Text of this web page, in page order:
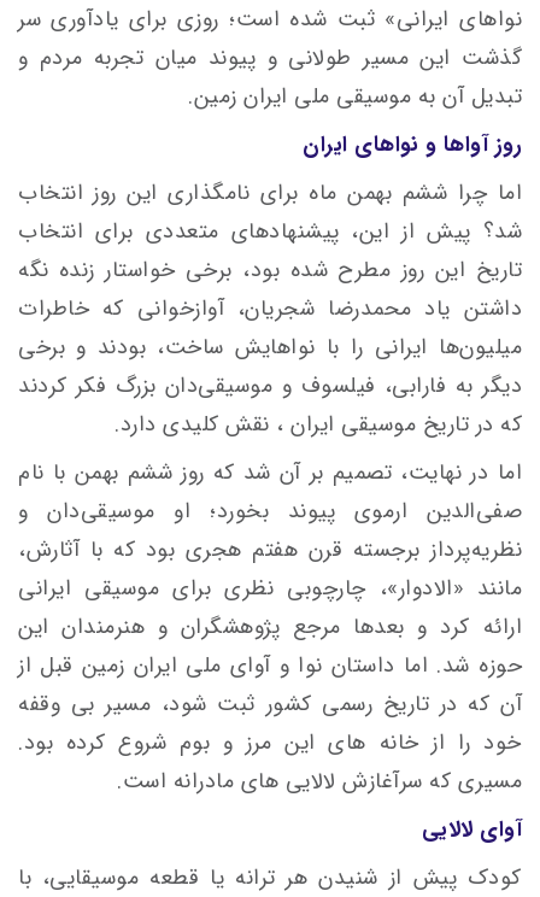
نواهای ایرانی» ثبت شده است؛ روزی برای یادآوری سر
گذشت این مسیر طولانی و پیوند میان تجربه‌ مردم و
تبدیل آن به موسیقی ملی ایران زمین.
روز آواها و نواهای ایران
اما چرا ششم بهمن ماه برای نامگذاری این روز انتخاب
شد؟ پیش از این، پیشنهادهای متعددی برای انتخاب
تاریخ این روز مطرح شده بود، برخی خواستار زنده نگه
داشتن یاد محمدرضا شجریان، آوازخوانی که خاطرات
میلیون‌ها ایرانی را با نواهایش ساخت، بودند و برخی
دیگر به فارابی، فیلسوف و موسیقی‌دان بزرگ فکر کردند
که در تاریخ موسیقی ایران ، نقش کلیدی دارد.
اما در نهایت، تصمیم بر آن شد که روز ششم بهمن با نام
صفی‌الدین ارموی پیوند بخورد؛ او موسیقی‌دان و
نظریه‌پرداز برجسته قرن هفتم هجری بود که با آثارش،
مانند «الادوار»، چارچوبی نظری برای موسیقی ایرانی
ارائه کرد و بعدها مرجع پژوهشگران و هنرمندان این
حوزه شد. اما داستان نوا و آوای ملی ایران زمین قبل از
آن که در تاریخ رسمی کشور ثبت شود، مسیر بی وقفه
خود را از خانه های این مرز و بوم شروع کرده بود.
مسیری که سرآغازش لالایی های مادرانه است.
آوای لالایی
کودک پیش از شنیدن هر ترانه یا قطعه‌ موسیقایی، با